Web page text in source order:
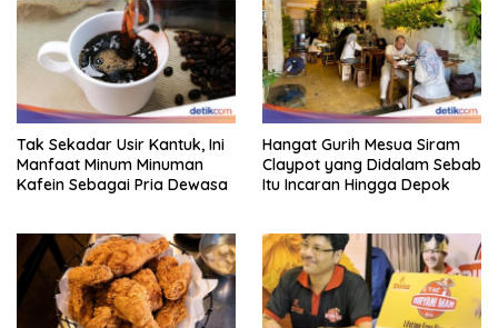
Tak Sekadar Usir Kantuk, Ini
Manfaat Minum Minuman
Kafein Sebagai Pria Dewasa
Hangat Gurih Mesua Siram
Claypot yang Didalam Sebab
Itu Incaran Hingga Depok